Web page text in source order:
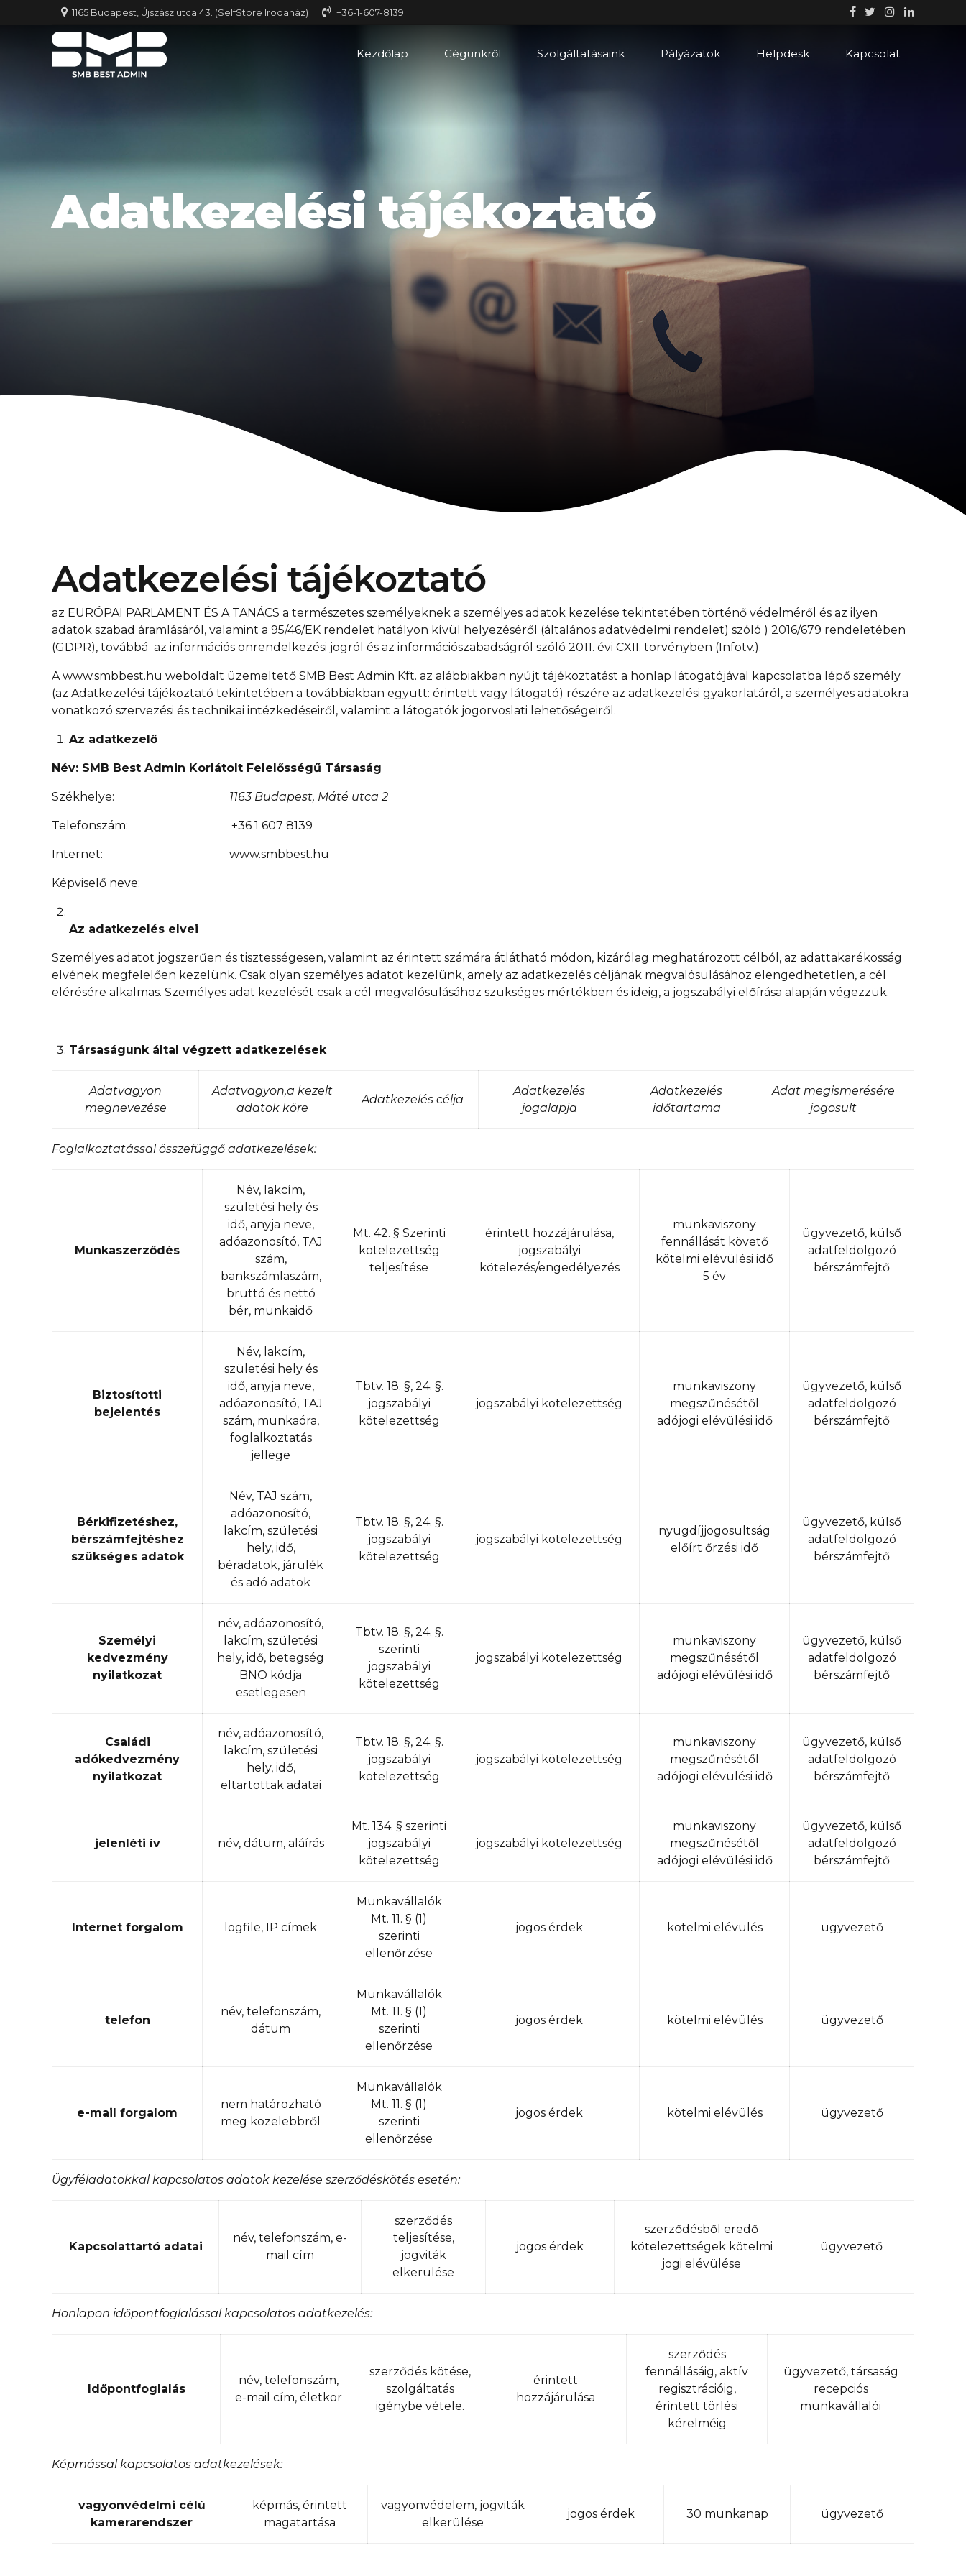
1165 Budapest, Újszász utca 43. (SelfStore Irodaház) +36-1-607-8139
Kezdőlap Cégünkről Szolgáltatásaink Pályázatok Helpdesk Kapcsolat
Adatkezelési tájékoztató
Adatkezelési tájékoztató
az EURÓPAI PARLAMENT ÉS A TANÁCS a természetes személyeknek a személyes adatok kezelése tekintetében történő védelméről és az ilyen
adatok szabad áramlásáról, valamint a 95/46/EK rendelet hatályon kívül helyezéséről (általános adatvédelmi rendelet) szóló ) 2016/679 rendeletében
(GDPR), továbbá az információs önrendelkezési jogról és az információszabadságról szóló 2011. évi CXII. törvényben (Infotv.).
A www.smbbest.hu weboldalt üzemeltető SMB Best Admin Kft. az alábbiakban nyújt tájékoztatást a honlap látogatójával kapcsolatba lépő személy
(az Adatkezelési tájékoztató tekintetében a továbbiakban együtt: érintett vagy látogató) részére az adatkezelési gyakorlatáról, a személyes adatokra
vonatkozó szervezési és technikai intézkedéseiről, valamint a látogatók jogorvoslati lehetőségeiről.
Az adatkezelő
Név: SMB Best Admin Korlátolt Felelősségű Társaság
Székhelye: 1163 Budapest, Máté utca 2
Telefonszám: +36 1 607 8139
Internet: www.smbbest.hu
Képviselő neve:
Az adatkezelés elvei
Személyes adatot jogszerűen és tisztességesen, valamint az érintett számára átlátható módon, kizárólag meghatározott célból, az adattakarékosság
elvének megfelelően kezelünk. Csak olyan személyes adatot kezelünk, amely az adatkezelés céljának megvalósulásához elengedhetetlen, a cél
elérésére alkalmas. Személyes adat kezelését csak a cél megvalósulásához szükséges mértékben és ideig, a jogszabályi előírása alapján végezzük.
Társaságunk által végzett adatkezelések
Adatvagyon
megnevezése
Adatvagyon,a kezelt
adatok köre
Adatkezelés célja
Adatkezelés
jogalapja
Adatkezelés
időtartama
Adat megismerésére
jogosult
Foglalkoztatással összefüggő adatkezelések:
Munkaszerződés
Név, lakcím,
születési hely és
idő, anyja neve,
adóazonosító, TAJ
szám,
bankszámlaszám,
bruttó és nettó
bér, munkaidő
Mt. 42. § Szerinti
kötelezettség
teljesítése
érintett hozzájárulása,
jogszabályi
kötelezés/engedélyezés
munkaviszony
fennállását követő
kötelmi elévülési idő
5 év
ügyvezető, külső
adatfeldolgozó
bérszámfejtő
Biztosítotti
bejelentés
Név, lakcím,
születési hely és
idő, anyja neve,
adóazonosító, TAJ
szám, munkaóra,
foglalkoztatás
jellege
Tbtv. 18. §, 24. §.
jogszabályi
kötelezettség
jogszabályi kötelezettség
munkaviszony
megszűnésétől
adójogi elévülési idő
ügyvezető, külső
adatfeldolgozó
bérszámfejtő
Bérkifizetéshez,
bérszámfejtéshez
szükséges adatok
Név, TAJ szám,
adóazonosító,
lakcím, születési
hely, idő,
béradatok, járulék
és adó adatok
Tbtv. 18. §, 24. §.
jogszabályi
kötelezettség
jogszabályi kötelezettség
nyugdíjjogosultság
előírt őrzési idő
ügyvezető, külső
adatfeldolgozó
bérszámfejtő
Személyi
kedvezmény
nyilatkozat
név, adóazonosító,
lakcím, születési
hely, idő, betegség
BNO kódja
esetlegesen
Tbtv. 18. §, 24. §.
szerinti
jogszabályi
kötelezettség
jogszabályi kötelezettség
munkaviszony
megszűnésétől
adójogi elévülési idő
ügyvezető, külső
adatfeldolgozó
bérszámfejtő
Családi
adókedvezmény
nyilatkozat
név, adóazonosító,
lakcím, születési
hely, idő,
eltartottak adatai
Tbtv. 18. §, 24. §.
jogszabályi
kötelezettség
jogszabályi kötelezettség
munkaviszony
megszűnésétől
adójogi elévülési idő
ügyvezető, külső
adatfeldolgozó
bérszámfejtő
jelenléti ív név, dátum, aláírás
Mt. 134. § szerinti
jogszabályi
kötelezettség
jogszabályi kötelezettség
munkaviszony
megszűnésétől
adójogi elévülési idő
ügyvezető, külső
adatfeldolgozó
bérszámfejtő
Internet forgalom logfile, IP címek
Munkavállalók
Mt. 11. § (1)
szerinti
ellenőrzése
jogos érdek kötelmi elévülés ügyvezető
telefon
név, telefonszám,
dátum
Munkavállalók
Mt. 11. § (1)
szerinti
ellenőrzése
jogos érdek kötelmi elévülés ügyvezető
e-mail forgalom
nem határozható
meg közelebbről
Munkavállalók
Mt. 11. § (1)
szerinti
ellenőrzése
jogos érdek kötelmi elévülés ügyvezető
Ügyféladatokkal kapcsolatos adatok kezelése szerződéskötés esetén:
Kapcsolattartó adatai
név, telefonszám, e-
mail cím
szerződés
teljesítése,
jogviták
elkerülése
jogos érdek
szerződésből eredő
kötelezettségek kötelmi
jogi elévülése
ügyvezető
Honlapon időpontfoglalással kapcsolatos adatkezelés:
Időpontfoglalás
név, telefonszám,
e-mail cím, életkor
szerződés kötése,
szolgáltatás
igénybe vétele.
érintett
hozzájárulása
szerződés
fennállásáig, aktív
regisztrációig,
érintett törlési
kérelméig
ügyvezető, társaság
recepciós
munkavállalói
Képmással kapcsolatos adatkezelések:
vagyonvédelmi célú
kamerarendszer
képmás, érintett
magatartása
vagyonvédelem, jogviták
elkerülése
jogos érdek 30 munkanap ügyvezető